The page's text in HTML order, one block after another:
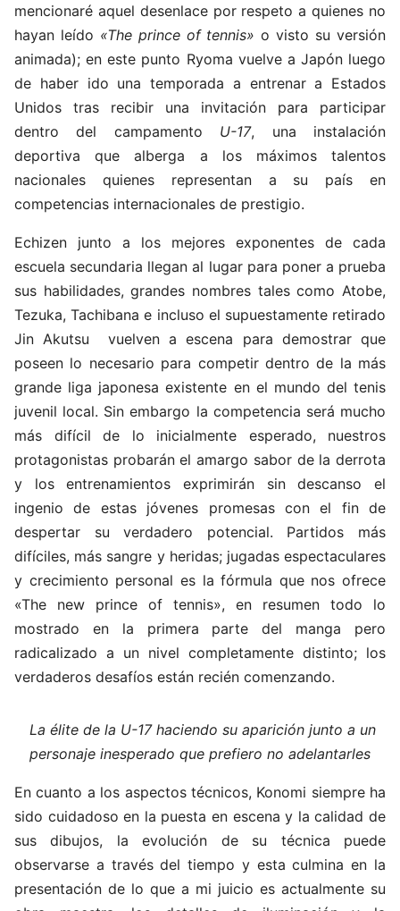
mencionaré aquel desenlace por respeto a quienes no
hayan leído «The prince of tennis» o visto su versión
animada); en este punto Ryoma vuelve a Japón luego
de haber ido una temporada a entrenar a Estados
Unidos tras recibir una invitación para participar
dentro del campamento U-17, una instalación
deportiva que alberga a los máximos talentos
nacionales quienes representan a su país en
competencias internacionales de prestigio.
Echizen junto a los mejores exponentes de cada
escuela secundaria llegan al lugar para poner a prueba
sus habilidades, grandes nombres tales como Atobe,
Tezuka, Tachibana e incluso el supuestamente retirado
Jin Akutsu vuelven a escena para demostrar que
poseen lo necesario para competir dentro de la más
grande liga japonesa existente en el mundo del tenis
juvenil local. Sin embargo la competencia será mucho
más difícil de lo inicialmente esperado, nuestros
protagonistas probarán el amargo sabor de la derrota
y los entrenamientos exprimirán sin descanso el
ingenio de estas jóvenes promesas con el fin de
despertar su verdadero potencial. Partidos más
difíciles, más sangre y heridas; jugadas espectaculares
y crecimiento personal es la fórmula que nos ofrece
«The new prince of tennis», en resumen todo lo
mostrado en la primera parte del manga pero
radicalizado a un nivel completamente distinto; los
verdaderos desafíos están recién comenzando.
La élite de la U-17 haciendo su aparición junto a un
personaje inesperado que prefiero no adelantarles
En cuanto a los aspectos técnicos, Konomi siempre ha
sido cuidadoso en la puesta en escena y la calidad de
sus dibujos, la evolución de su técnica puede
observarse a través del tiempo y esta culmina en la
presentación de lo que a mi juicio es actualmente su